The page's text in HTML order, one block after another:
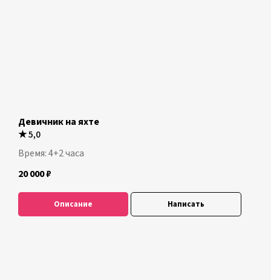
Девичник на яхте
★5,0
Время: 4+2 часа
20 000₽
Описание Написать